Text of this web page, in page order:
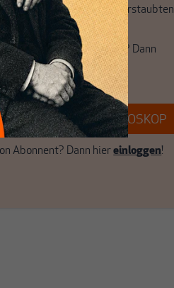
Luft in die engen und verstaubten
Sie auch frische Luft? Dann
Sie einfach dem Button.
ABONNIEREN SIE MAKROSKOP
Abonnent? Dann hier einloggen!